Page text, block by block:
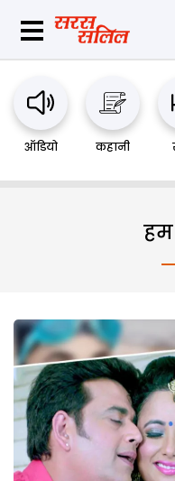
ऑडियो कहानी
हम